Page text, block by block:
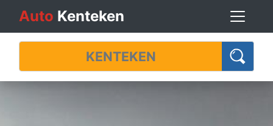
Auto Kenteken